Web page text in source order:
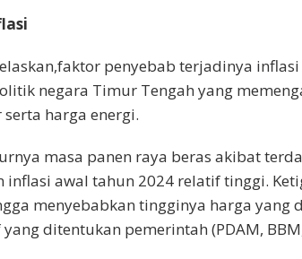
penyebab terjadinya inflasi
negara Timur Tengah yang
harga energi.
masa panen raya beras akibat
inflasi awal tahun 2024 relatif tinggi.
menyebabkan tingginya harga yang
ditentukan pemerintah (PDAM,